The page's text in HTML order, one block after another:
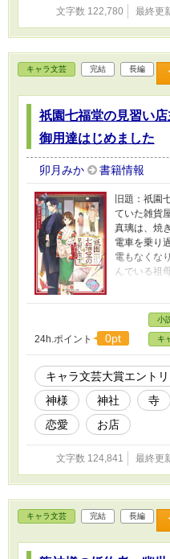
文字数 122,780 最終更
キャラ文芸 完結 長編
祇園七福堂の見習い
御用達はじめました
卯月みか 書籍情報
旧題：祇園
ていた雑貨
真璃は、焼
電車を乗り
電もなくな
んでいる祖
七福神の恵
た真璃は、
和雑貨店『
ど、訪れる
芸大賞に応
ましたら、
－－－－－
の神社仏閣
はフィクシ
等、一切の
24h.ポイント 0pt
小
キ
キャラ文芸大賞エント
神様
神社 寺
恋愛
お店
文字数 124,841 最終更
キャラ文芸 完結 長編